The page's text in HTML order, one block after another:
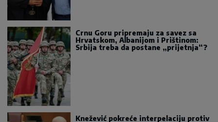
Crnu Goru pripremaju za savez sa
Hrvatskom, Albanijom i Prištinom:
Srbija treba da postane „prijetnja“?
Knežević pokreće interpelaciju protiv